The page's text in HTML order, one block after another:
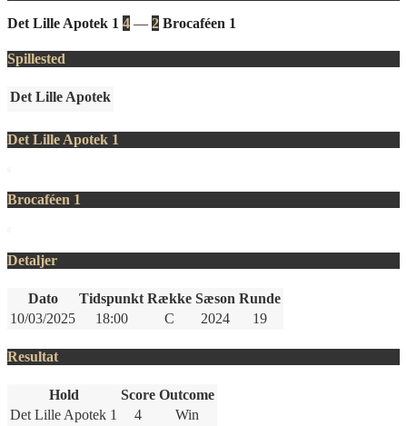
Det Lille Apotek 1 4 — 2 Brocaféen 1
Spillested
Det Lille Apotek
Det Lille Apotek 1
Brocaféen 1
Detaljer
Dato Tidspunkt Række Sæson Runde
10/03/2025
18:00 C 2024 19
Resultat
Hold Score Outcome
Det Lille Apotek 1
4
Win